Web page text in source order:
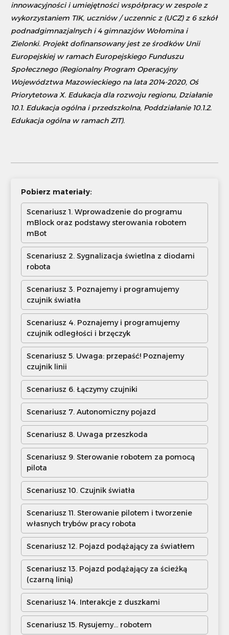
innowacyjności i umiejętności współpracy w zespole z
wykorzystaniem TIK, uczniów / uczennic z (UCZ) z 6 szkół
podnadgimnazjalnych i 4 gimnazjów Wołomina i
Zielonki. Projekt dofinansowany jest ze środków Unii
Europejskiej w ramach Europejskiego Funduszu
Społecznego (Regionalny Program Operacyjny
Województwa Mazowieckiego na lata 2014-2020, Oś
Priorytetowa X. Edukacja dla rozwoju regionu, Działanie
10.1. Edukacja ogólna i przedszkolna, Poddziałanie 10.1.2.
Edukacja ogólna w ramach ZIT).
Pobierz materiały:
Scenariusz 1. Wprowadzenie do programu
mBlock oraz podstawy sterowania robotem
mBot
Scenariusz 2. Sygnalizacja świetlna z diodami
robota
Scenariusz 3. Poznajemy i programujemy
czujnik światła
Scenariusz 4. Poznajemy i programujemy
czujnik odległości i brzęczyk
Scenariusz 5. Uwaga: przepaść! Poznajemy
czujnik linii
Scenariusz 6. Łączymy czujniki
Scenariusz 7. Autonomiczny pojazd
Scenariusz 8. Uwaga przeszkoda
Scenariusz 9. Sterowanie robotem za pomocą
pilota
Scenariusz 10. Czujnik światła
Scenariusz 11. Sterowanie pilotem i tworzenie
własnych trybów pracy robota
Scenariusz 12. Pojazd podążający za światłem
Scenariusz 13. Pojazd podążający za ścieżką
(czarną linią)
Scenariusz 14. Interakcje z duszkami
Scenariusz 15. Rysujemy… robotem